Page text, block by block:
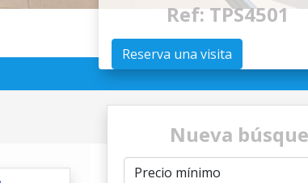
Ref: TPS4501
Reserva una visita
Nueva
Precio mínimo